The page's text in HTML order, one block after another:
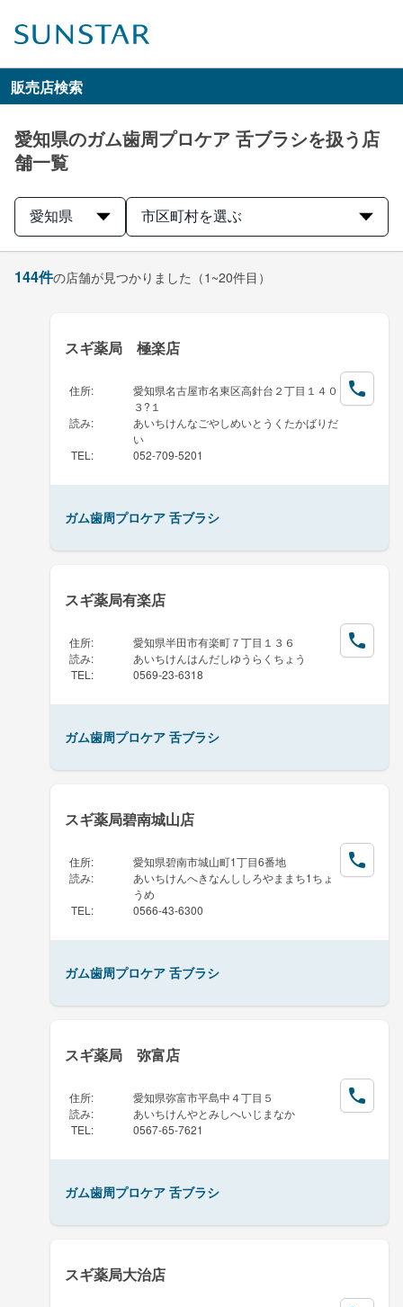
販売店検索
愛知県のガム歯周プロケア 舌ブラシを扱う店
舗一覧
愛知県 市区町村を選ぶ
144件の店舗が見つかりました （1~20件目）
スギ薬局 極楽店
住所:
愛知県名古屋市名東区高針台２丁目１４０
３?１
読み:
あいちけんなごやしめいとうくたかばりだ
い
TEL : 052-709-5201
ガム歯周プロケア 舌ブラシ
スギ薬局有楽店
住所:
愛知県半田市有楽町７丁目１３６
読み:
あいちけんはんだしゆうらくちょう
TEL : 0569-23-6318
ガム歯周プロケア 舌ブラシ
スギ薬局碧南城山店
住所:
愛知県碧南市城山町1丁目6番地
読み:
あいちけんへきなんししろやままち1ちょ
うめ
TEL : 0566-43-6300
ガム歯周プロケア 舌ブラシ
スギ薬局 弥富店
住所:
愛知県弥富市平島中４丁目５
読み:
あいちけんやとみしへいじまなか
TEL : 0567-65-7621
ガム歯周プロケア 舌ブラシ
スギ薬局大治店